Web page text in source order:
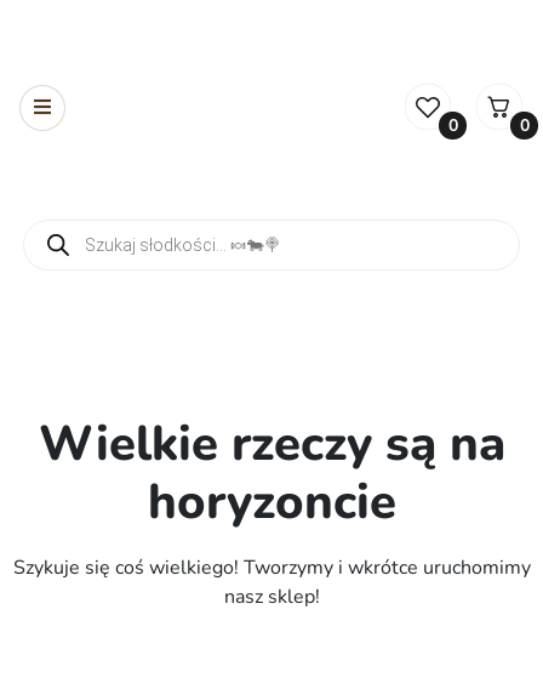
0 0
Wielkie rzeczy są na
horyzoncie
Szykuje się coś wielkiego! Tworzymy i wkrótce uruchomimy
nasz sklep!